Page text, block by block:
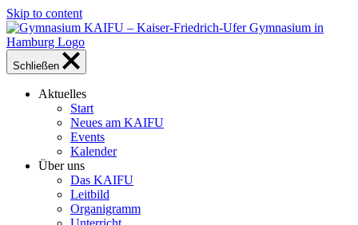
Skip to content
Schließen
Aktuelles
Start
Neues am KAIFU
Events
Kalender
Über uns
Das KAIFU
Leitbild
Organigramm